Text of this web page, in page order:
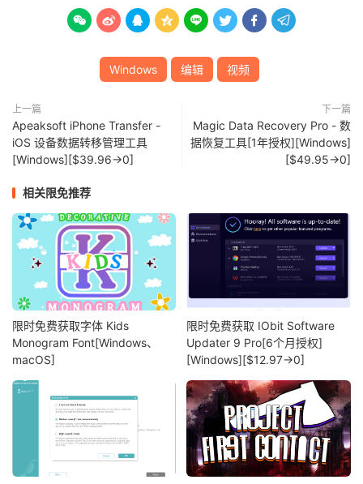
       
Windows 编辑 视频
上一篇
Apeaksoft iPhone Transfer -
iOS 设备数据转移管理工具
[Windows][$39.96→0]
下一篇
Magic Data Recovery Pro - 数
据恢复工具[1年授权][Windows]
[$49.95→0]
相关限免推荐
限时免费获取字体 Kids
Monogram Font[Windows、
macOS]
限时免费获取 IObit Software
Updater 9 Pro[6个月授权]
[Windows][$12.97→0]